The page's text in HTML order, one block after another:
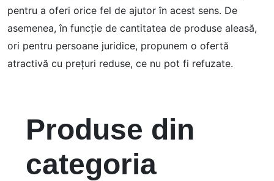
pentru a oferi orice fel de ajutor în acest sens. De
asemenea, în funcție de cantitatea de produse aleasă,
ori pentru persoane juridice, propunem o ofertă
atractivă cu prețuri reduse, ce nu pot fi refuzate.
Produse din
categoria